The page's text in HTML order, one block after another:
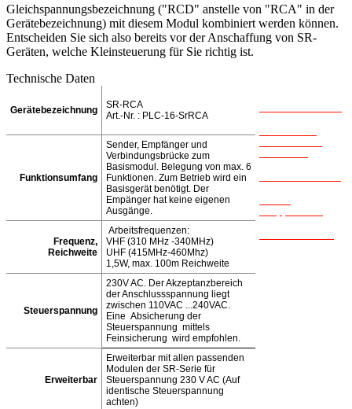
Gleichspannungsbezeichnung ("RCD" anstelle von "RCA" in der
Gerätebezeichnung) mit diesem Modul kombiniert werden können.
Entscheiden Sie sich also bereits vor der Anschaffung von SR-
Geräten, welche Kleinsteuerung für Sie richtig ist.
Technische Daten
Gerätebezeichnung
SR-RCA
Art.-Nr. : PLC-16-SrRCA
Funktionsumfang
Sender, Empfänger und
Verbindungsbrücke zum
Basismodul. Belegung von max. 6
Funktionen. Zum Betrieb wird ein
Basisgerät benötigt. Der
Empänger hat keine eigenen
Ausgänge.
Frequenz,
Reichweite
Arbeitsfrequenzen:
VHF (310 MHz -340MHz)
UHF (415MHz-460Mhz)
1,5W, max. 100m Reichweite
Steuerspannung
230V AC. Der Akzeptanzbereich
der Anschlussspannung liegt
zwischen 110VAC ...240VAC.
Eine Absicherung der
Steuerspannung mittels
Feinsicherung wird empfohlen.
Erweiterbar
Erweiterbar mit allen passenden
Modulen der SR-Serie für
Steuerspannung 230 V AC (Auf
identische Steuerspannung
achten)